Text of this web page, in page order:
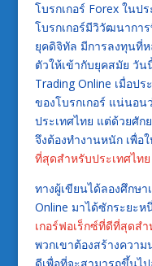
โบรกเกอร์ Forex ในป
โบรกเกอร์มีวิวัฒนากา
ยุคดิจิทัล มีการลงทุนที่
ตัวให้เข้ากับยุคสมัย วัน
Trading Online เมื่อป
ของโบรกเกอร์ แน่นอน
ประเทศไทย แต่ด้วยศัก
จึงต้องทำงานหนัก เพื่อ
ที่สุดสำหรับประเทศไทย
ทางผู้เขียนได้ลองศึกษา
Online มาได้ซักระยะ
เกอร์ฟอเร็กซ์ที่ดีที่สุดส
พวกเขาต้องสร้างควา